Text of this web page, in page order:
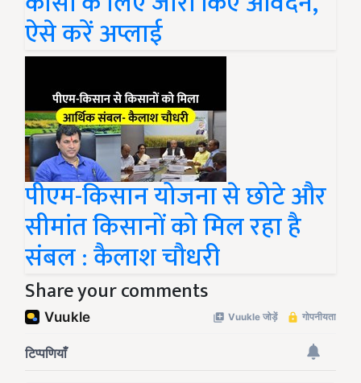
ऐसे करें अप्लाई
पीएम-किसान योजना से छोटे और
सीमांत किसानों को मिल रहा है
संबल : कैलाश चौधरी
Share your comments